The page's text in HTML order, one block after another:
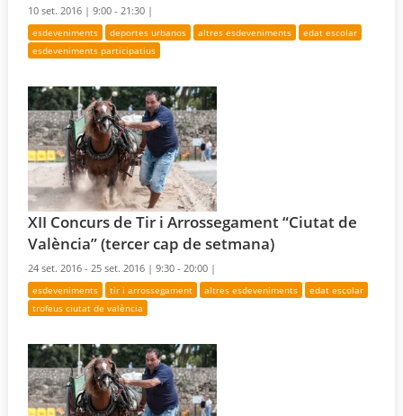
10 set. 2016 |9:00 - 21:30 |
esdeveniments deportes urbanos altres esdeveniments
edat escolar
esdeveniments participatius
XII Concurs de Tir i Arrossegament “Ciutat de
València” (tercer cap de setmana)
24 set. 2016 - 25 set. 2016 |9:30 - 20:00 |
esdeveniments tir i arrossegament altres esdeveniments
edat escolar
trofeus ciutat de valència